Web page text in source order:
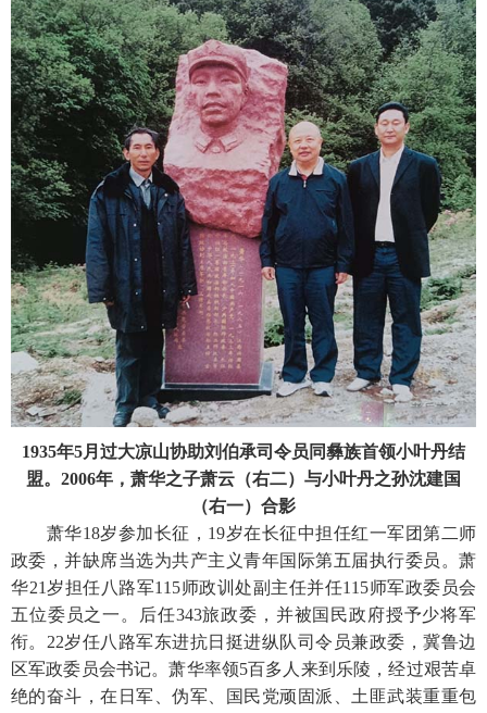
1935年5月过大凉山协助刘伯承司令员同彝族首领小叶丹结
盟。2006年，萧华之子萧云（右二）与小叶丹之孙沈建国
（右一）合影
萧华18岁参加长征，19岁在长征中担任红一军团第二师
政委，并缺席当选为共产主义青年国际第五届执行委员。萧
华21岁担任八路军115师政训处副主任并任115师军政委员会
五位委员之一。后任343旅政委，并被国民政府授予少将军
衔。22岁任八路军东进抗日挺进纵队司令员兼政委，冀鲁边
区军政委员会书记。萧华率领5百多人来到乐陵，经过艰苦卓
绝的奋斗，在日军、伪军、国民党顽固派、土匪武装重重包